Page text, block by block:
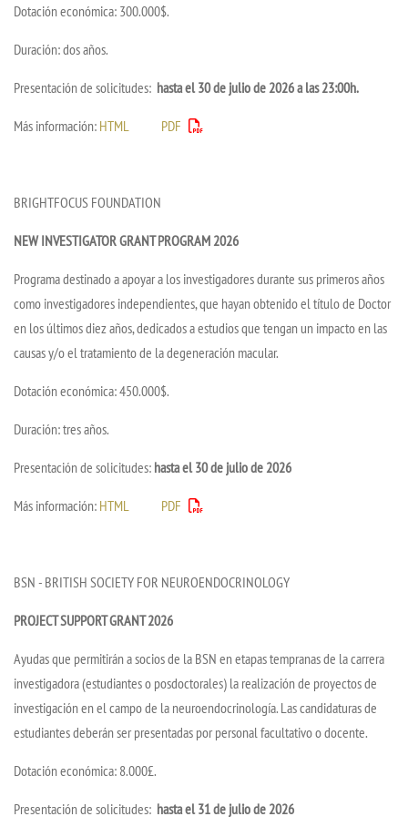
Dotación económica: 300.000$.
Duración: dos años.
Presentación de solicitudes: hasta el 30 de julio de 2026 a las 23:00h.
Más información: HTML PDF
BRIGHTFOCUS FOUNDATION
NEW INVESTIGATOR GRANT PROGRAM 2026
Programa destinado a apoyar a los investigadores durante sus primeros años
como investigadores independientes, que hayan obtenido el título de Doctor
en los últimos diez años, dedicados a estudios que tengan un impacto en las
causas y/o el tratamiento de la degeneración macular.
Dotación económica: 450.000$.
Duración: tres años.
Presentación de solicitudes: hasta el 30 de julio de 2026
Más información: HTML PDF
BSN - BRITISH SOCIETY FOR NEUROENDOCRINOLOGY
PROJECT SUPPORT GRANT 2026
Ayudas que permitirán a socios de la BSN en etapas tempranas de la carrera
investigadora (estudiantes o posdoctorales) la realización de proyectos de
investigación en el campo de la neuroendocrinología. Las candidaturas de
estudiantes deberán ser presentadas por personal facultativo o docente.
Dotación económica: 8.000£.
Presentación de solicitudes: hasta el 31 de julio de 2026